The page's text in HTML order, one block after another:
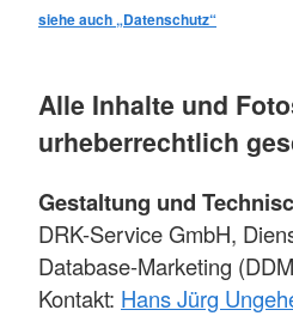
siehe auch „Datenschutz“
Alle Inhalte und
urheberrechtlich
Gestaltung und
DRK-Service GmbH,
Database-Marketing
Kontakt: Hans Jürg